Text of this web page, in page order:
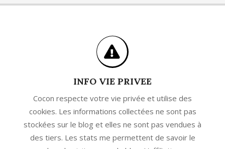
INFO VIE PRIVEE
Cocon respecte votre vie privée et utilise des
cookies. Les informations collectées ne sont pas
stockées sur le blog et elles ne sont pas vendues à
des tiers. Les stats me permettent de savoir le